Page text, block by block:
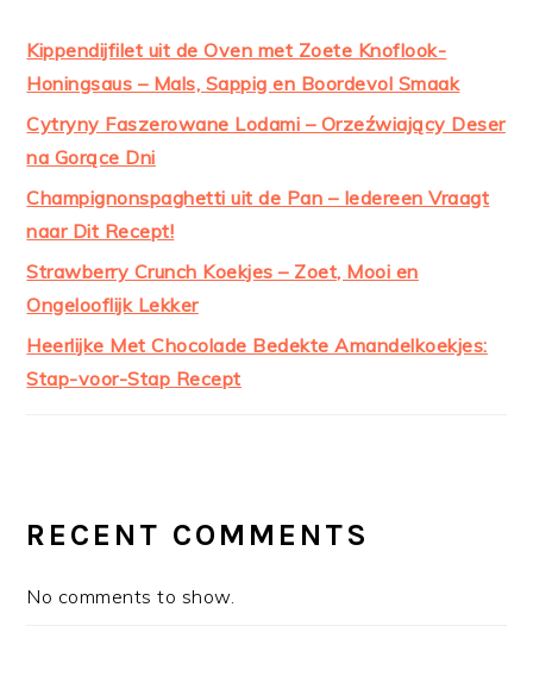
Kippendijfilet uit de Oven met Zoete Knoflook-
Honingsaus – Mals, Sappig en Boordevol Smaak
Cytryny Faszerowane Lodami – Orzeźwiający Deser
na Gorące Dni
Champignonspaghetti uit de Pan – Iedereen Vraagt
naar Dit Recept!
Strawberry Crunch Koekjes – Zoet, Mooi en
Ongelooflijk Lekker
Heerlijke Met Chocolade Bedekte Amandelkoekjes:
Stap-voor-Stap Recept
RECENT COMMENTS
No comments to show.